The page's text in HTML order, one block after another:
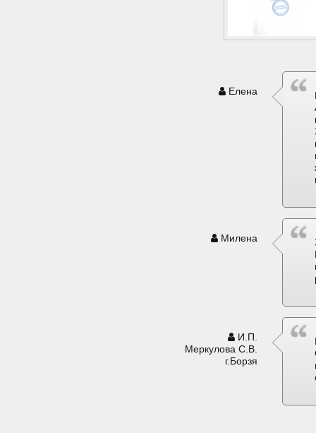
Елена
Милена
И.П.
Меркулова С.В.
г.Борзя